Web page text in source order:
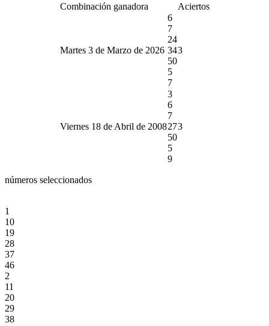
Combinación ganadora Aciertos
Martes 3 de Marzo de 2026
6
7
24
34
50
5
7
3
Viernes 18 de Abril de 2008
3
6
7
27
50
5
9
3
números seleccionados
1
10
19
28
37
46
2
11
20
29
38